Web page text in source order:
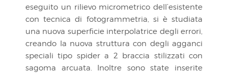
eseguito un rilievo micrometrico dell’esistente
con tecnica di fotogrammetria, si è studiata
una nuova superficie interpolatrice degli errori,
creando la nuova struttura con degli agganci
speciali tipo spider a 2 braccia stilizzati con
sagoma arcuata. Inoltre sono state inserite